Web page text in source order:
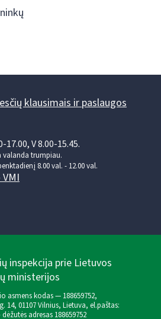
klausimais ir paslaugos
V 8.00-15.45.
valanda trumpiau.
8.00 val. - 12.00 val.
inspekcija prie Lietuvos
ministerijos
asmens kodas — 188659752,
14, 01107 Vilnius, Lietuva, el.paštas:
adresas 188659752